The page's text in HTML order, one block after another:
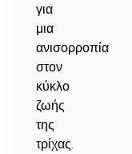
για
μια
ανισορροπία
στον
κύκλο
ζωής
της
τρίχας.